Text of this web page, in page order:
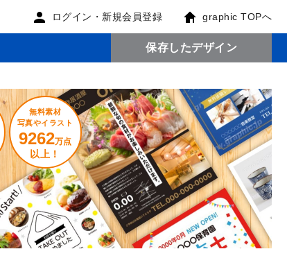
ログイン・新規会員登録 graphic TOPへ
保存したデザイン
無料素材
写真やイラスト
9262万点
以上！